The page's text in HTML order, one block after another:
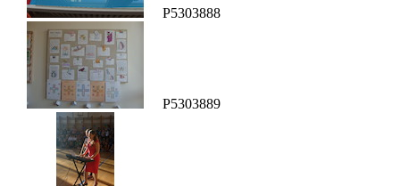
P5303888
P5303889